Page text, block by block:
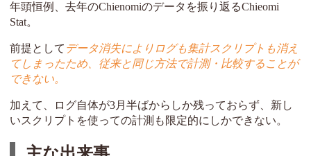
年頭恒例、去年のChienomiのデータを振り返るChieomi
Stat。
前提として データ消失によりログも集計スクリプトも消え
てしまったため、従来と同じ方法で計測・比較することが
できない。
加えて、ログ自体が3月半ばからしか残っておらず、新し
いスクリプトを使っての計測も限定的にしかできない。